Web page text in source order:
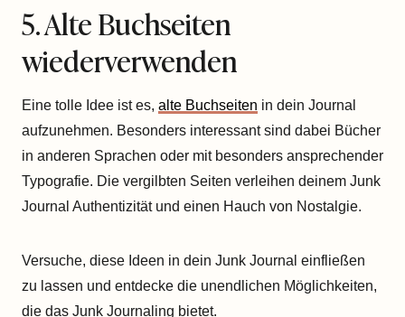
5. Alte Buchseiten
wiederverwenden
Eine tolle Idee ist es, alte Buchseiten in dein Journal
aufzunehmen. Besonders interessant sind dabei Bücher
in anderen Sprachen oder mit besonders ansprechender
Typografie. Die vergilbten Seiten verleihen deinem Junk
Journal Authentizität und einen Hauch von Nostalgie.
Versuche, diese Ideen in dein Junk Journal einfließen
zu lassen und entdecke die unendlichen Möglichkeiten,
die das Junk Journaling bietet.